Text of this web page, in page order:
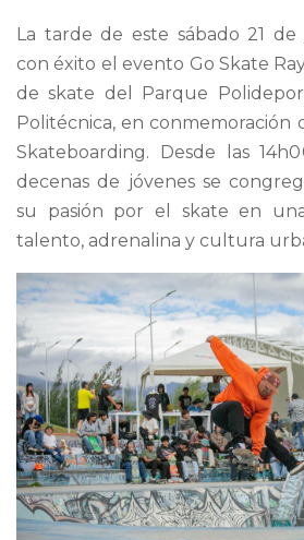
La tarde de este sábado 21
con éxito el evento Go Skate
de skate del Parque
Politécnica, en conmemoración
Skateboarding. Desde las
decenas de jóvenes se
su pasión por el skate en
talento, adrenalina y cultura